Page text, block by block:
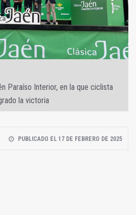
Paraíso Interior, en la que ciclista
la victoria
PUBLICADO EL 17 DE FEBRERO DE 2025